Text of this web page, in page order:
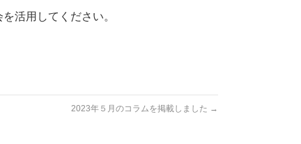
活用してください。
2023年５月のコラムを掲載しました →